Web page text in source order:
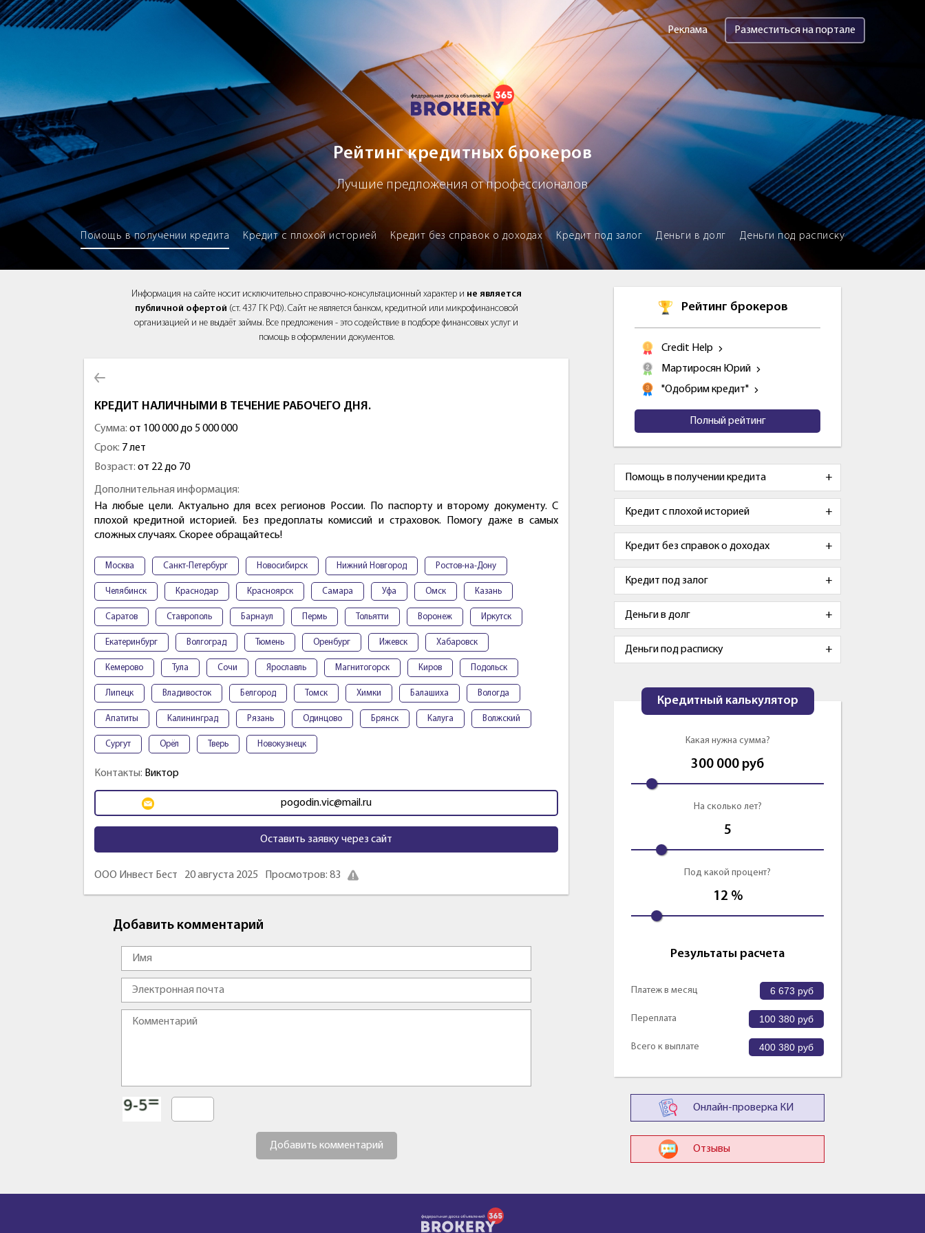
Brokery365 - Рейтинг кредитных брокеров
Реклама Разместиться на портале
Рейтинг кредитных брокеров
Лучшие предложения от профессионалов
Помощь в получении кредита Кредит с плохой историей Кредит без справок о доходах Кредит под залог Деньги в долг Деньги под расписку
Информация на сайте носит исключительно справочно-консультационный характер и не является
публичной офертой (ст. 437 ГК РФ). Сайт не является банком, кредитной или микрофинансовой
организацией и не выдаёт займы. Все предложения - это содействие в подборе финансовых услуг и
помощь в оформлении документов.
КРЕДИТ НАЛИЧНЫМИ В ТЕЧЕНИЕ РАБОЧЕГО ДНЯ.
Сумма: от 100 000 до 5 000 000
Срок: 7 лет
Возраст: от 22 до 70
Дополнительная информация:
На любые цели. Актуально для всех регионов России. По паспорту и второму документу. С
плохой кредитной историей. Без предоплаты комиссий и страховок. Помогу даже в самых
сложных случаях. Скорее обращайтесь!
Москва Санкт-Петербург Новосибирск Нижний Новгород Ростов-на-Дону
Челябинск Краснодар Красноярск Самара Уфа Омск Казань
Саратов Ставрополь Барнаул Пермь Тольятти Воронеж Иркутск
Екатеринбург Волгоград Тюмень Оренбург Ижевск Хабаровск
Кемерово Тула Сочи Ярославль Магнитогорск Киров Подольск
Липецк Владивосток Белгород Томск Химки Балашиха Вологда
Апатиты Калининград Рязань Одинцово Брянск Калуга Волжский
Сургут Орёл Тверь Новокузнецк
Контакты: Виктор
pogodin.vic@mail.ru
Оставить заявку через сайт
ООО Инвест Бест 20 августа 2025 Просмотров: 83
Добавить комментарий
Добавить комментарий
Рейтинг брокеров
Credit Help
Мартиросян Юрий
"Одобрим кредит"
Полный рейтинг
Помощь в получении кредита
Кредит с плохой историей
Кредит без справок о доходах
Кредит под залог
Деньги в долг
Деньги под расписку
Кредитный калькулятор
Какая нужна сумма?
300 000 руб
На сколько лет?
5
Под какой процент?
12 %
Результаты расчета
Платеж в месяц 6 673 руб
Переплата 100 380 руб
Всего к выплате 400 380 руб
Онлайн-проверка КИ
Отзывы